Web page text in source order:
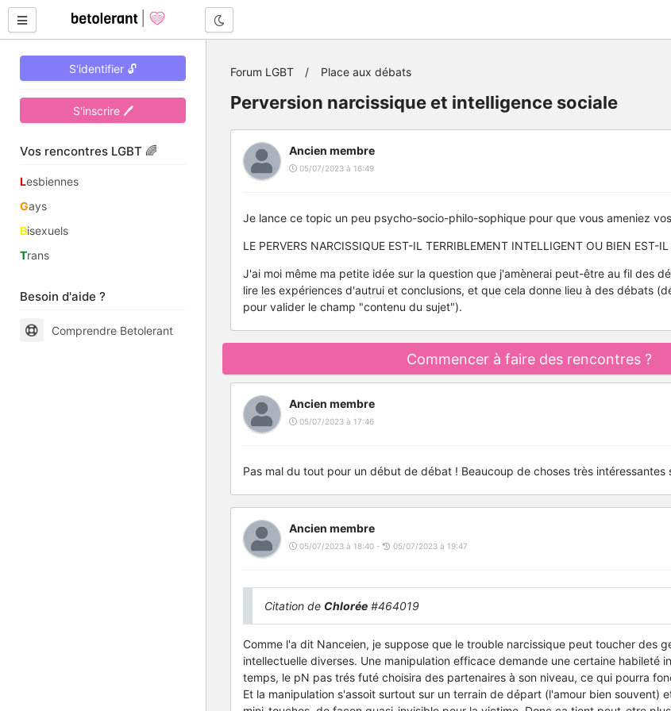
S'identifier 🔓
S'inscrire 🖊
Vos rencontres LGBT 🌈
Lesbiennes
Gays
Bisexuels
Trans
Besoin d'aide ?
Comprendre Betolerant
Forum LGBT Place aux débats
Perversion narcissique et intelligence sociale
Ancien membre
05/07/2023 à 16:49
Je lance ce topic un peu psycho-socio-philo-sophique pour que vous ameniez
LE PERVERS NARCISSIQUE EST-IL TERRIBLEMENT INTELLIGENT OU BIEN EST-
J'ai moi même ma petite idée sur la question que j'amènerai peut-être au fil des
lire les expériences d'autrui et conclusions, et que cela donne lieu à des débats
pour valider le champ "contenu du sujet").
Commencer à faire des rencontres ?
Ancien membre
05/07/2023 à 17:46
Pas mal du tout pour un début de débat ! Beaucoup de choses très intéressantes
Ancien membre
05/07/2023 à 18:40 - 05/07/2023 à 19:47
Citation de Chlorée #464019
Comme l'a dit Nanceien, je suppose que le trouble narcissique peut toucher des
intellectuelle diverses. Une manipulation efficace demande une certaine habileté
temps, le pN pas trés futé choisira des partenaires à son niveau, ce qui pourra
Et la manipulation s'assoit surtout sur un terrain de départ (l'amour bien souvent)